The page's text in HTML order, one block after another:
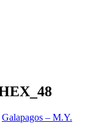
Galapagos – M.Y.